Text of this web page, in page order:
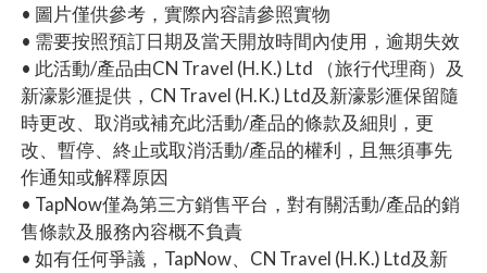
• 圖片僅供參考，實際內容請參照實物
• 需要按照預訂日期及當天開放時間內使用，逾期失效
• 此活動/產品由CN Travel (H.K.) Ltd （旅行代理商）及
新濠影滙提供，CN Travel (H.K.) Ltd及新濠影滙保留隨
時更改、取消或補充此活動/產品的條款及細則，更
改、暫停、終止或取消活動/產品的權利，且無須事先
作通知或解釋原因
• TapNow僅為第三方銷售平台，對有關活動/產品的銷
售條款及服務內容概不負責
• 如有任何爭議，TapNow、CN Travel (H.K.) Ltd及新